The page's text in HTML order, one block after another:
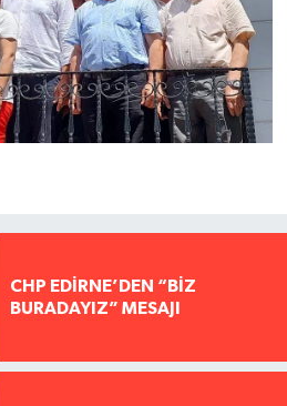
CHP EDİRNE’DEN “BİZ
BURADAYIZ” MESAJI